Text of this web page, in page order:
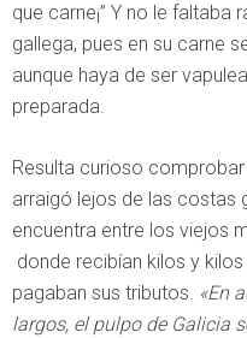
que carne¡” Y no le
gallega, pues en su carne
aunque haya de ser
preparada.
Resulta curioso
arraigó lejos de las costas
encuentra entre los viejos
donde recibían kilos y
pagaban sus tributos. «En
largos, el pulpo de Galicia